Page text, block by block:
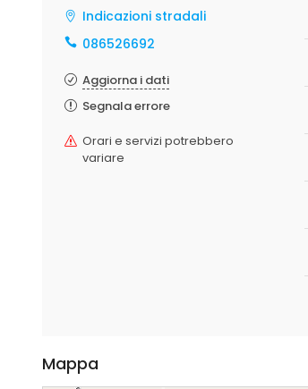
Indicazioni stradali
086526692
Aggiorna i dati
Segnala errore
Orari e servizi potrebbero
variare
Mappa